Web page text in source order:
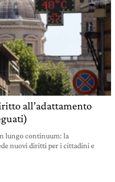
all’adattamento
lungo continuum: la
nuovi diritti per i cittadini e